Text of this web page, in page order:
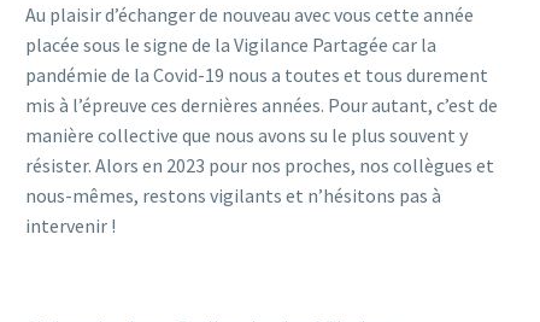
Au plaisir d’échanger de nouveau avec vous cette année
placée sous le signe de la Vigilance Partagée car la
pandémie de la Covid-19 nous a toutes et tous durement
mis à l’épreuve ces dernières années. Pour autant, c’est de
manière collective que nous avons su le plus souvent y
résister. Alors en 2023 pour nos proches, nos collègues et
nous-mêmes, restons vigilants et n’hésitons pas à
intervenir !